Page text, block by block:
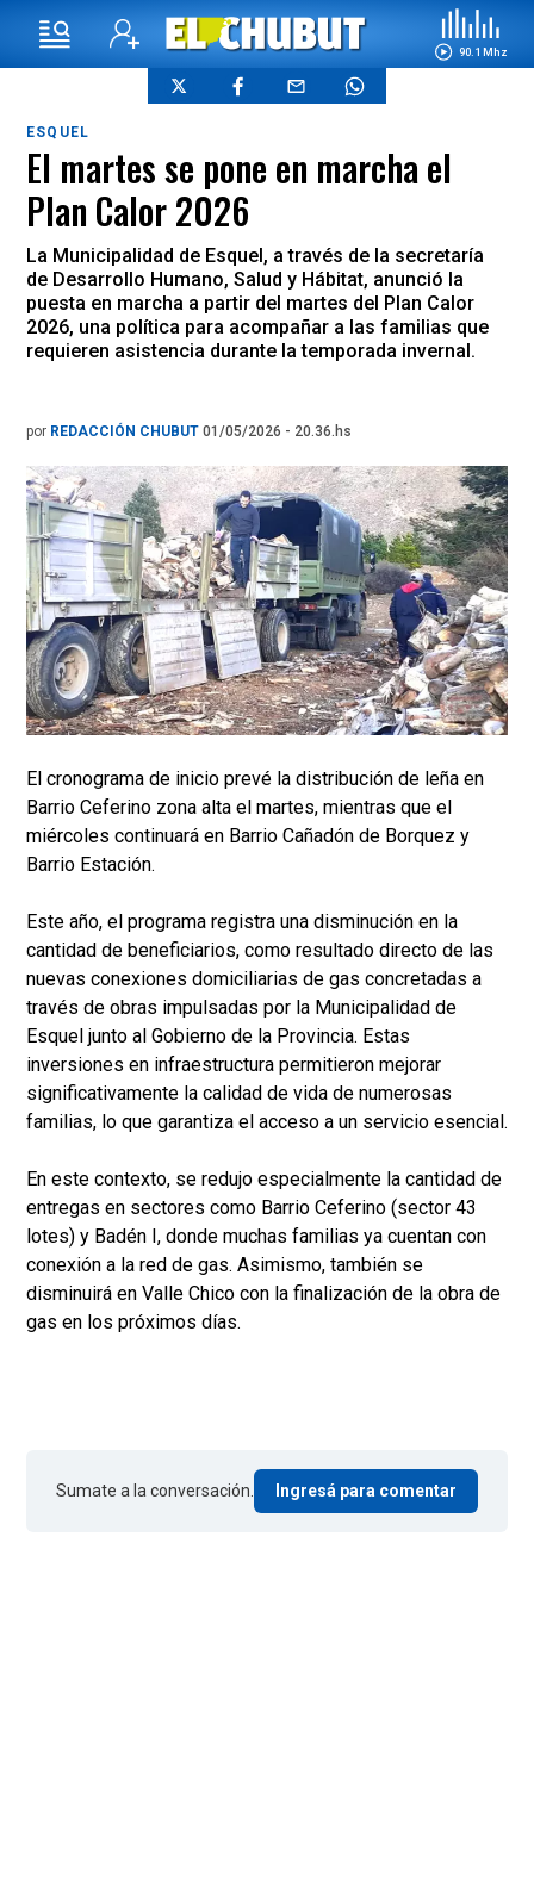
90.1 Mhz
ESQUEL
El martes se pone en marcha el
Plan Calor 2026
La Municipalidad de Esquel, a través de la secretaría
de Desarrollo Humano, Salud y Hábitat, anunció la
puesta en marcha a partir del martes del Plan Calor
2026, una política para acompañar a las familias que
requieren asistencia durante la temporada invernal.
por REDACCIÓN CHUBUT 01/05/2026 - 20.36.hs
El cronograma de inicio prevé la distribución de leña en
Barrio Ceferino zona alta el martes, mientras que el
miércoles continuará en Barrio Cañadón de Borquez y
Barrio Estación.
Este año, el programa registra una disminución en la
cantidad de beneficiarios, como resultado directo de las
nuevas conexiones domiciliarias de gas concretadas a
través de obras impulsadas por la Municipalidad de
Esquel junto al Gobierno de la Provincia. Estas
inversiones en infraestructura permitieron mejorar
significativamente la calidad de vida de numerosas
familias, lo que garantiza el acceso a un servicio esencial.
En este contexto, se redujo especialmente la cantidad de
entregas en sectores como Barrio Ceferino (sector 43
lotes) y Badén I, donde muchas familias ya cuentan con
conexión a la red de gas. Asimismo, también se
disminuirá en Valle Chico con la finalización de la obra de
gas en los próximos días.
Sumate a la conversación. Ingresá para comentar